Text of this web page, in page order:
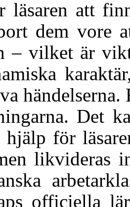
läsaren att
dem vore
– vilket är
Det
för
likvideras
officiella